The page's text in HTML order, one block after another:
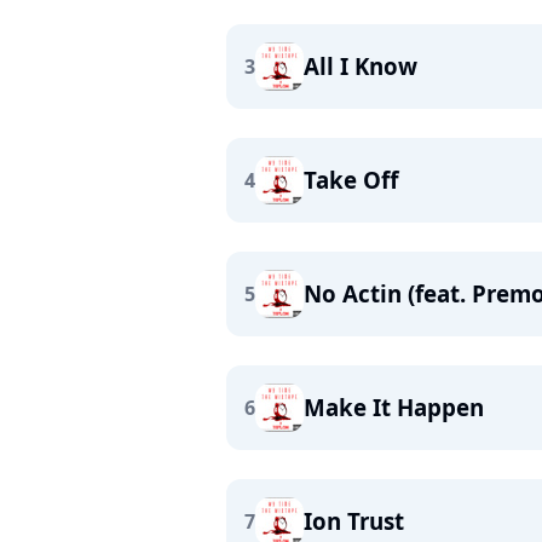
3 All I Know
4 Take Off
5 No Actin (feat.
6 Make It Happen
7 Ion Trust